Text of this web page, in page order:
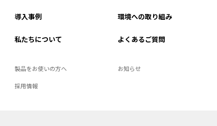
導入事例 環境への取り組み
私たちについて よくあるご質問
製品をお使いの方へ お知らせ
採用情報